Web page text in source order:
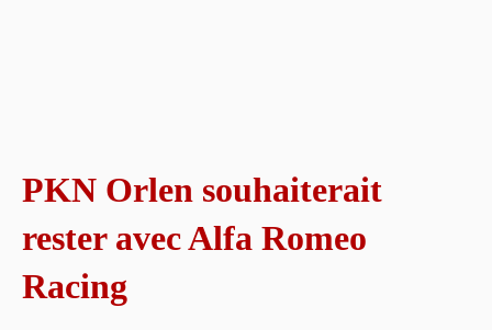
PKN Orlen souhaiterait
rester avec Alfa Romeo
Racing